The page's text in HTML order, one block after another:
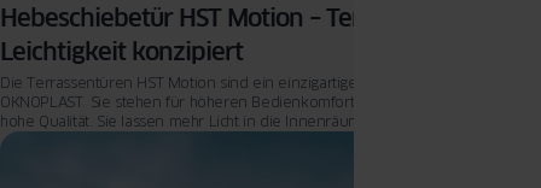
Hebeschiebetür HST Motion – Terrassentüren für
Leichtigkeit konzipiert
Die Terrassentüren HST Motion sind ein einzigartiges Produkt im Angebot von
OKNOPLAST. Sie stehen für höheren Bedienkomfort, modernes Design und
hohe Qualität. Sie lassen mehr Licht in die Innenräume, sind warm, sicher und
stabil. Lernen Sie sie besser kennen.